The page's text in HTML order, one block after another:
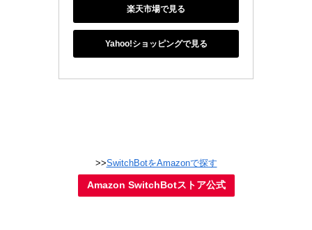
楽天市場で見る
Yahoo!ショッピングで見る
>>SwitchBotをAmazonで探す
Amazon SwitchBotストア公式